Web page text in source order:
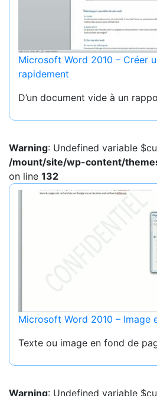
Microsoft Word 2010 – Créer
rapidement
D’un document vide à un
Warning: Undefined variable
/mount/site/wp-content/
on line 132
Microsoft Word 2010 – Image
Texte ou image en fond de
Warning: Undefined variable